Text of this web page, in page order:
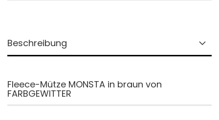
Beschreibung
Fleece-Mütze MONSTA in braun von
FARBGEWITTER